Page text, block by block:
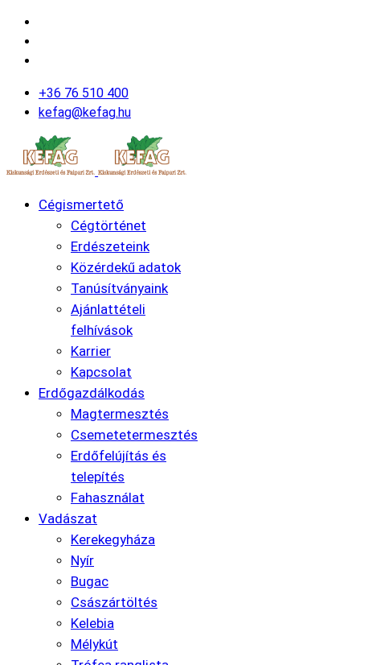
+36 76 510 400
kefag@kefag.hu
Cégismertető
Cégtörténet
Erdészeteink
Közérdekű adatok
Tanúsítványaink
Ajánlattételi
felhívások
Karrier
Kapcsolat
Erdőgazdálkodás
Magtermesztés
Csemetetermesztés
Erdőfelújítás és
telepítés
Fahasználat
Vadászat
Kerekegyháza
Nyír
Bugac
Császártöltés
Kelebia
Mélykút